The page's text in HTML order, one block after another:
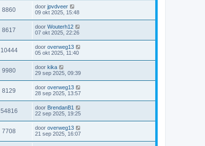
8860 door jpvdveer
09 okt 2025, 15:48
8617 door Wouterh12
07 okt 2025, 22:26
10444 door overweg13
05 okt 2025, 11:40
9980 door kika
29 sep 2025, 09:39
8129 door overweg13
28 sep 2025, 13:57
54816 door BrendanB1
22 sep 2025, 19:25
7708 door overweg13
21 sep 2025, 16:07